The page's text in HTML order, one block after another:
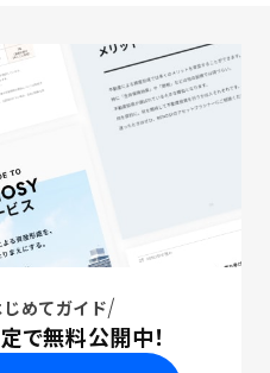
めてガイド
で無料公開中！